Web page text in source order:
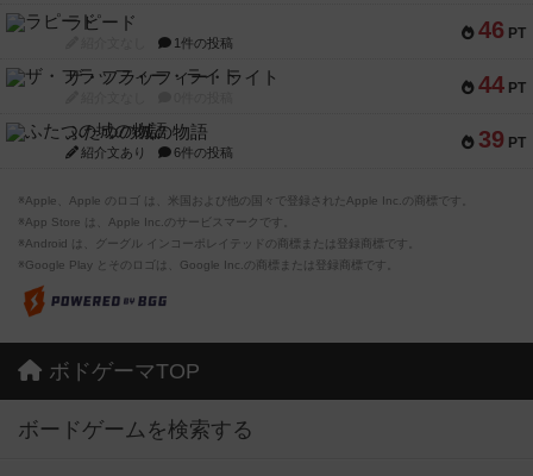
46 PT
ラピード
1件の投稿
44 PT
ザ・フラッフィー・ライト
39 PT
ふたつの城の物語
紹介文あり 6件の投稿
※Apple、Apple のロゴ は、米国および他の国々で登録されたApple Inc.の商標です。
※App Store は、Apple Inc.のサービスマークです。
※Android は、グーグル インコーポレイテッドの商標または登録商標です。
※Google Play とそのロゴは、Google Inc.の商標または登録商標です。
ボドゲーマTOP
ボードゲームを検索する